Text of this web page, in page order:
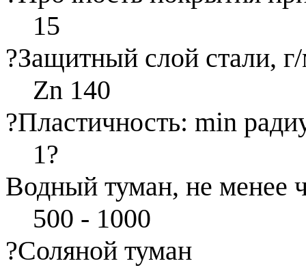
15
?Защитный слой стали, г/
Zn 140
?Пластичность: min
1?
Водный туман, не менее
500 - 1000
?Соляной туман